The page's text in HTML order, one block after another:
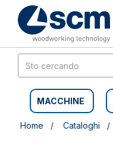
contenuto
menu
navigazione
MACCHINE
Home Cataloghi